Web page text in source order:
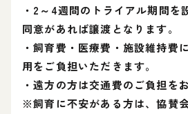
・2～4週間のトライアル期間を
同意があれば譲渡となります。
・飼育費・医療費・施設維持費
用をご負担いただきます。
・遠方の方は交通費のご負担を
※飼育に不安がある方は、協賛